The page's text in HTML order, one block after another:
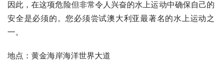
因此，在这项危险但非常令人兴奋的水上运动中确保自己的
安全是必须的。您必须尝试澳大利亚最著名的水上运动之
一。
地点：黄金海岸海洋世界大道